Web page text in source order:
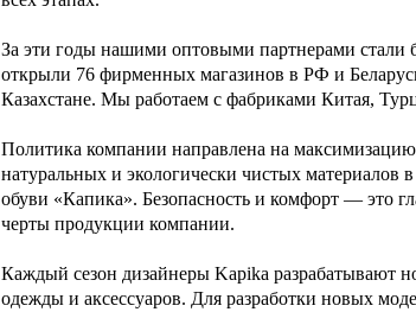
За эти годы нашими оптовыми партнерами стали
открыли 76 фирменных магазинов в РФ и
Казахстане. Мы работаем с фабриками Китая,
Политика компании направлена на
натуральных и экологически чистых материалов
обуви «Капика». Безопасность и комфорт — это
черты продукции компании.
Каждый сезон дизайнеры Kapika разрабатывают
одежды и аксессуаров. Для разработки новых